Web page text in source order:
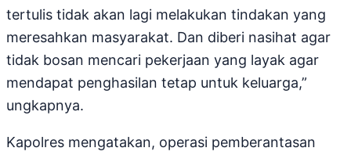
tertulis tidak akan lagi melakukan tindakan yang
meresahkan masyarakat. Dan diberi nasihat agar
tidak bosan mencari pekerjaan yang layak agar
mendapat penghasilan tetap untuk keluarga,”
ungkapnya.
Kapolres mengatakan, operasi pemberantasan